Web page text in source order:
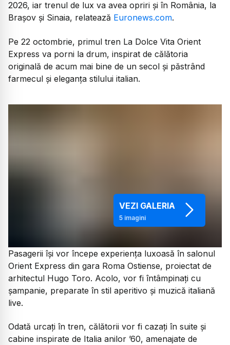
2026, iar trenul de lux va avea opriri și în România, la
Brașov și Sinaia, relatează Euronews.com.
Pe 22 octombrie, primul tren La Dolce Vita Orient
Express va porni la drum, inspirat de călătoria
originală de acum mai bine de un secol și păstrând
farmecul și eleganța stilului italian.
VEZI GALERIA
5imagini
Pasagerii își vor începe experiența luxoasă în salonul
Orient Express din gara Roma Ostiense, proiectat de
arhitectul Hugo Toro. Acolo, vor fi întâmpinați cu
șampanie, preparate în stil aperitivo și muzică italiană
live.
Odată urcați în tren, călătorii vor fi cazați în suite și
cabine inspirate de Italia anilor ’60, amenajate de